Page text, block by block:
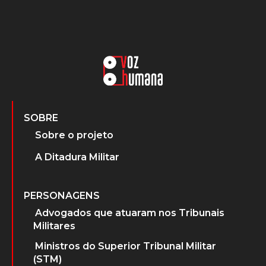
SOBRE
Sobre o projeto
A Ditadura Militar
PERSONAGENS
Advogados que atuaram nos Tribunais
Militares
Ministros do Superior Tribunal Militar
(STM)